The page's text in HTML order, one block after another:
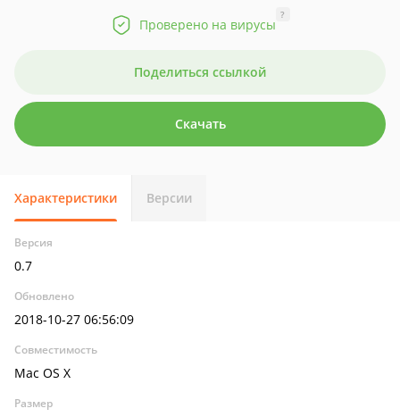
Проверено на вирусы
?
Поделиться ссылкой
Скачать
Характеристики Версии
Версия
0.7
Обновлено
2018-10-27 06:56:09
Совместимость
Mac OS X
Размер